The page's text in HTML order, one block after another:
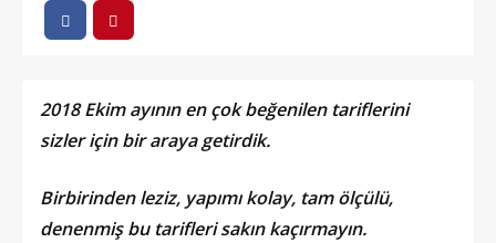
2018 Ekim ayının en çok beğenilen tariflerini
sizler için bir araya getirdik.
Birbirinden leziz, yapımı kolay, tam ölçülü,
denenmiş bu tarifleri sakın kaçırmayın.